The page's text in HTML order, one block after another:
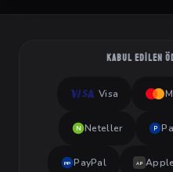
KABUL EDILEN
Visa
N Neteller P
PP PayPal AP